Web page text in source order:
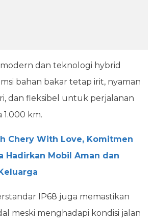
modern dan teknologi hybrid
bahan bakar tetap irit, nyaman
dan fleksibel untuk perjalanan
1.000 km.
Chery With Love, Komitmen
Hadirkan Mobil Aman dan
IP68 juga memastikan
meski menghadapi kondisi jalan